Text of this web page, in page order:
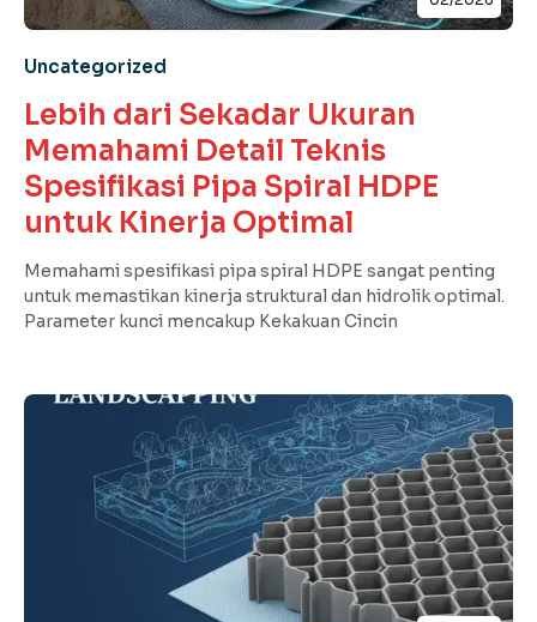
Uncategorized
Lebih dari Sekadar Ukuran
Memahami Detail Teknis
Spesifikasi Pipa Spiral HDPE
untuk Kinerja Optimal
Memahami spesifikasi pipa spiral HDPE sangat penting
untuk memastikan kinerja struktural dan hidrolik optimal.
Parameter kunci mencakup Kekakuan Cincin